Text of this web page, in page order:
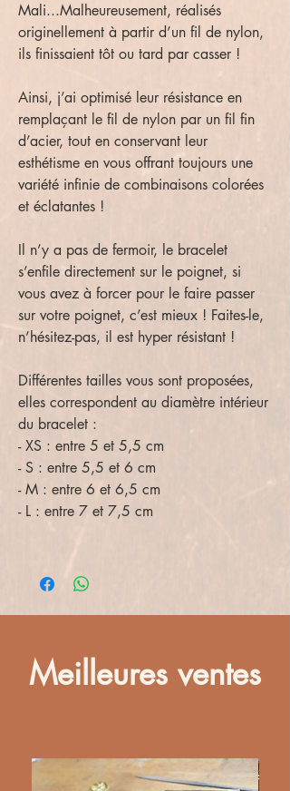
Mali...Malheureusement, réalisés
originellement à partir d’un fil de nylon,
ils finissaient tôt ou tard par casser !
Ainsi, j’ai optimisé leur résistance en
remplaçant le fil de nylon par un fil fin
d’acier, tout en conservant leur
esthétisme en vous offrant toujours une
variété infinie de combinaisons colorées
et éclatantes !
Il n’y a pas de fermoir, le bracelet
s’enfile directement sur le poignet, si
vous avez à forcer pour le faire passer
sur votre poignet, c’est mieux ! Faites-le,
n’hésitez-pas, il est hyper résistant !
Différentes tailles vous sont proposées,
elles correspondent au diamètre intérieur
du bracelet :
- XS : entre 5 et 5,5 cm
- S : entre 5,5 et 6 cm
- M : entre 6 et 6,5 cm
- L : entre 7 et 7,5 cm
Meilleures ventes